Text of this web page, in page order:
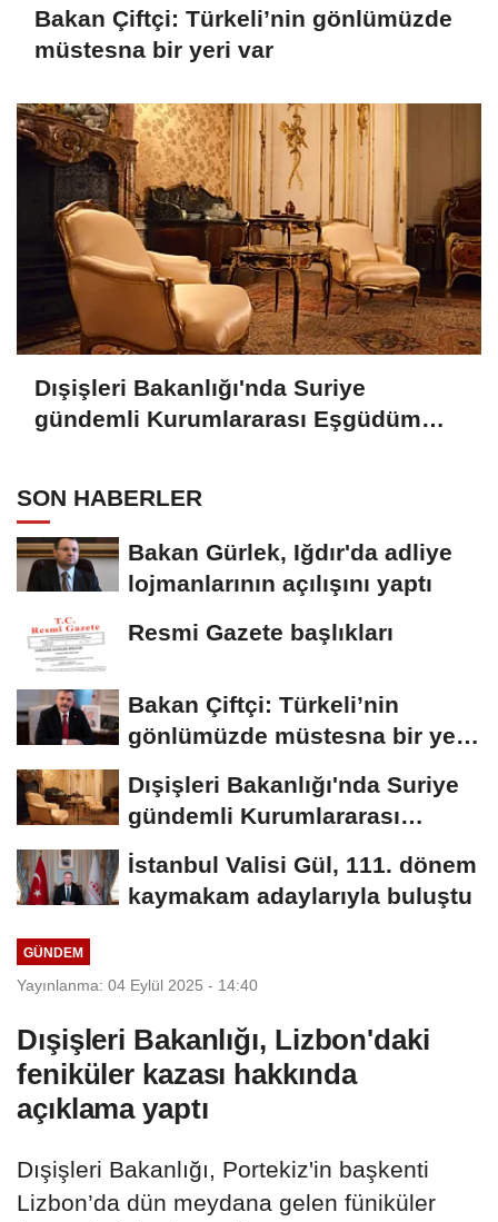
Bakan Çiftçi: Türkeli’nin gönlümüzde
müstesna bir yeri var
Dışişleri Bakanlığı'nda Suriye
gündemli Kurumlararası Eşgüdüm
SON HABERLER
Bakan Gürlek, Iğdır'da adliye
lojmanlarının açılışını yaptı
Resmi Gazete başlıkları
Bakan Çiftçi: Türkeli’nin
gönlümüzde müstesna bir yeri
Dışişleri Bakanlığı'nda Suriye
gündemli Kurumlararası
Eşgüdüm...
İstanbul Valisi Gül, 111. dönem
kaymakam adaylarıyla buluştu
GÜNDEM
Yayınlanma: 04 Eylül 2025 - 14:40
Dışişleri Bakanlığı, Lizbon'daki
feniküler kazası hakkında
açıklama yaptı
Dışişleri Bakanlığı, Portekiz'in başkenti
Lizbon’da dün meydana gelen füniküler